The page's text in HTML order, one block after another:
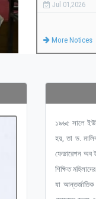
Jul 01,2026
More Notices
১৯৬৫ সালে
হয়, তা ড.
ফেডারেশন অব
শিক্ষিত
যা